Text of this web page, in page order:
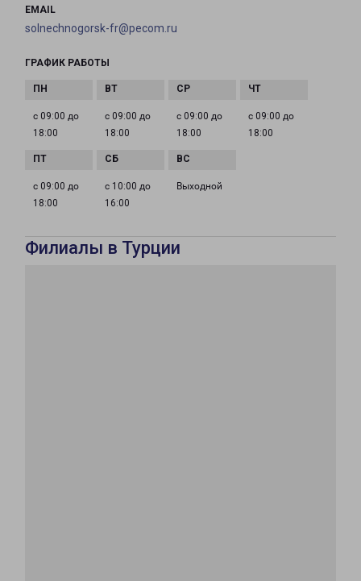
EMAIL
solnechnogorsk-fr@pecom.ru
ГРАФИК РАБОТЫ
с 09:00 до
18:00
с 09:00 до
18:00
с 09:00 до
18:00
с 09:00 до
18:00
с 09:00 до
18:00
с 10:00 до
16:00
Выходной
Филиалы в Турции